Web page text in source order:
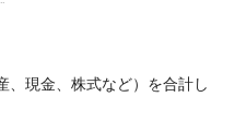
、現金、株式など）を合計し